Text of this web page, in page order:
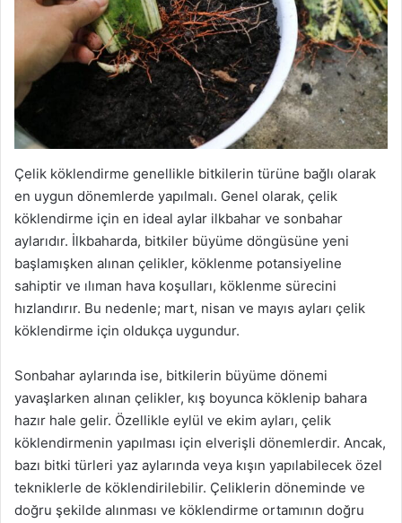
Çelik köklendirme genellikle bitkilerin türüne bağlı olarak
en uygun dönemlerde yapılmalı. Genel olarak, çelik
köklendirme için en ideal aylar ilkbahar ve sonbahar
aylarıdır. İlkbaharda, bitkiler büyüme döngüsüne yeni
başlamışken alınan çelikler, köklenme potansiyeline
sahiptir ve ılıman hava koşulları, köklenme sürecini
hızlandırır. Bu nedenle; mart, nisan ve mayıs ayları çelik
köklendirme için oldukça uygundur.
Sonbahar aylarında ise, bitkilerin büyüme dönemi
yavaşlarken alınan çelikler, kış boyunca köklenip bahara
hazır hale gelir. Özellikle eylül ve ekim ayları, çelik
köklendirmenin yapılması için elverişli dönemlerdir. Ancak,
bazı bitki türleri yaz aylarında veya kışın yapılabilecek özel
tekniklerle de köklendirilebilir. Çeliklerin döneminde ve
doğru şekilde alınması ve köklendirme ortamının doğru